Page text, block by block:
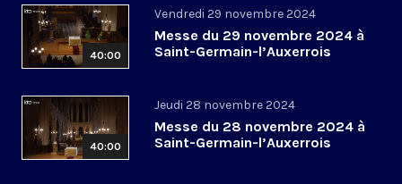
40:00
Vendredi 29 novembre 2024
Messe du 29 novembre 2024 à
Saint-Germain-l’Auxerrois
40:00
Jeudi 28 novembre 2024
Messe du 28 novembre 2024 à
Saint-Germain-l’Auxerrois